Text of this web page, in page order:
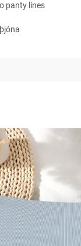
panty lines